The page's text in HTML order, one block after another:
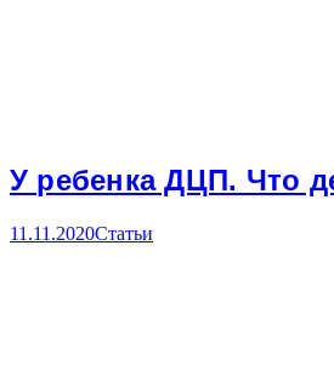
У ребенка ДЦП. Что
11.11.2020Статьи